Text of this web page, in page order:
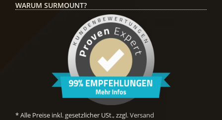
WARUM SURMOUNT?
* Alle Preise inkl. gesetzlicher USt., zzgl.Versand